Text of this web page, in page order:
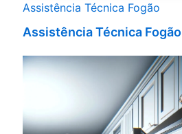
Assistência Técnica Fogão
Assistência Técnica Fogão